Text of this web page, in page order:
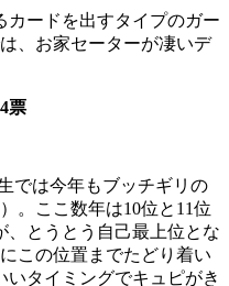
ードを出すタイプのガー
、お家セーターが凄いデ
票
では今年もブッチギリの
。ここ数年は10位と11位
、とうとう自己最上位とな
この位置までたどり着い
タイミングでキュピがき